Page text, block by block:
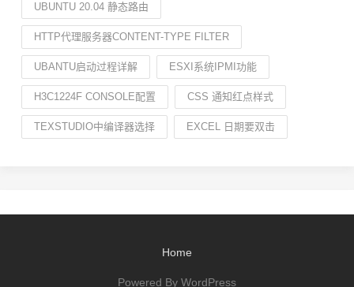
UBUNTU 20.04 静态路由
HTTP代理服务器CONTENT-TYPE FILTER
UBANTU启动过程详解 ESXI系统IPMI功能
H3C1224F CONSOLE配置 CSS 通知红点样式
TEXSTUDIO中编译器选择 EXCEL 日期要双击
Home
Powered By WordPress